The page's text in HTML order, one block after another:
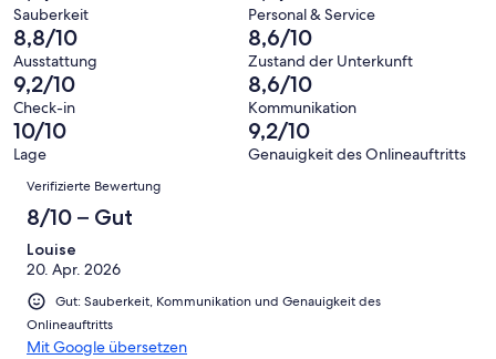
-
Hervorragend
von
8
-
Gut
Bewertung
von
6
-
Okay
haben
eine
Bewertung
von
4
-
Schlecht
844
Gästebewertungen
haben
eine
Bewertung
von
2
Ungenügend
Sauberkeit Personal & Service
8,8/10
Ausstattung
8,6/10
Zustand der Unterkunft
9,2/10
Check-in
8,6/10
Kommunikation
10/10
Lage
9,2/10
Genauigkeit des Onlineauftritts
Bewertungen
Verifizierte Bewertung
8/10 – Gut
Louise
20. Apr. 2026
Gut: Sauberkeit, Kommunikation und Genauigkeit des
Onlineauftritts
Mit Google übersetzen